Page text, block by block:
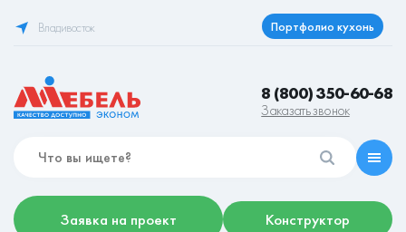
Владивосток Портфолио кухонь
8 (800) 350-60-68
Заказать звонок
Заявка на проект Конструктор